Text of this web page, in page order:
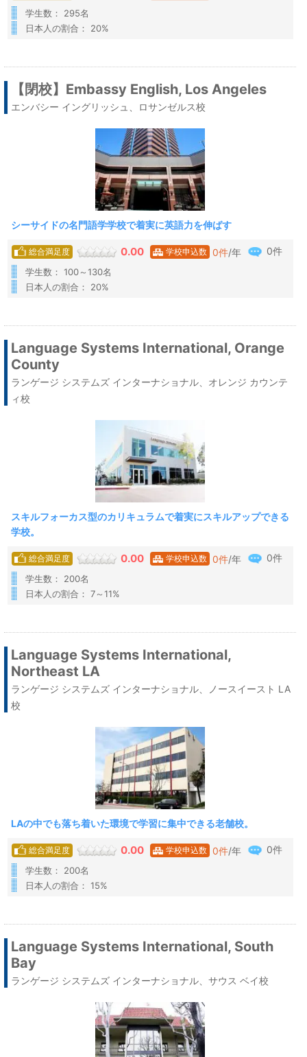
学生数： 295名
日本人の割合： 20%
【閉校】Embassy English, Los Angeles
エンバシー イングリッシュ、ロサンゼルス校
シーサイドの名門語学学校で着実に英語力を伸ばす
総合満足度 0.00 学校申込数 0件/年 0件
学生数： 100～130名
日本人の割合： 20%
Language Systems International, Orange
County
ランゲージ システムズ インターナショナル、オレンジ カウンテ
ィ校
スキルフォーカス型のカリキュラムで着実にスキルアップできる
学校。
総合満足度 0.00 学校申込数 0件/年 0件
学生数： 200名
日本人の割合： 7～11%
Language Systems International,
Northeast LA
ランゲージ システムズ インターナショナル、ノースイースト LA
校
LAの中でも落ち着いた環境で学習に集中できる老舗校。
総合満足度 0.00 学校申込数 0件/年 0件
学生数： 200名
日本人の割合： 15%
Language Systems International, South
Bay
ランゲージ システムズ インターナショナル、サウス ベイ校